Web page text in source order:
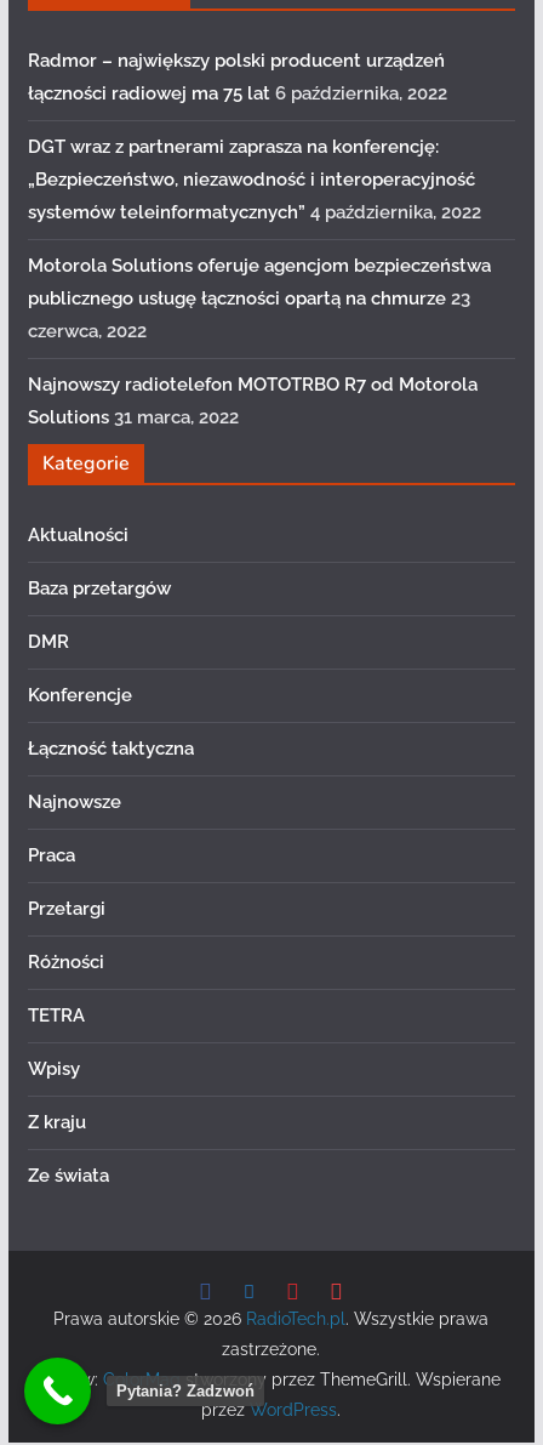
Radmor – największy polski producent urządzeń
łączności radiowej ma 75 lat 6 października, 2022
DGT wraz z partnerami zaprasza na konferencję:
„Bezpieczeństwo, niezawodność i interoperacyjność
systemów teleinformatycznych” 4 października, 2022
Motorola Solutions oferuje agencjom bezpieczeństwa
publicznego usługę łączności opartą na chmurze 23
czerwca, 2022
Najnowszy radiotelefon MOTOTRBO R7 od Motorola
Solutions 31 marca, 2022
Kategorie
Aktualności
Baza przetargów
DMR
Konferencje
Łączność taktyczna
Najnowsze
Praca
Przetargi
Różności
TETRA
Wpisy
Z kraju
Ze świata
Prawa autorskie © 2026 RadioTech.pl . Wszystkie prawa
zastrzeżone.
Motyw:ColorMagstworzony przez ThemeGrill. Wspierane
przezWordPress.
Pytania? Zadzwoń